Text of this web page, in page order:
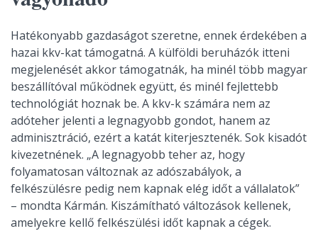
Hatékonyabb gazdaságot szeretne, ennek érdekében a
hazai kkv-kat támogatná. A külföldi beruházók itteni
megjelenését akkor támogatnák, ha minél több magyar
beszállítóval működnek együtt, és minél fejlettebb
technológiát hoznak be. A kkv-k számára nem az
adóteher jelenti a legnagyobb gondot, hanem az
adminisztráció, ezért a katát kiterjesztenék. Sok kisadót
kivezetnének. „A legnagyobb teher az, hogy
folyamatosan változnak az adószabályok, a
felkészülésre pedig nem kapnak elég időt a vállalatok”
– mondta Kármán. Kiszámítható változások kellenek,
amelyekre kellő felkészülési időt kapnak a cégek.